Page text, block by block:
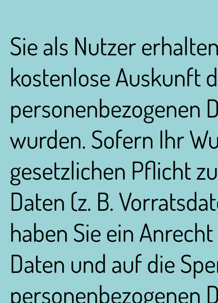
Sie als Nutzer
kostenlose Auskunft
personenbezogenen
wurden. Sofern Ihr
gesetzlichen Pflicht
Daten (z. B.
haben Sie ein
Daten und auf die
personenbezogenen